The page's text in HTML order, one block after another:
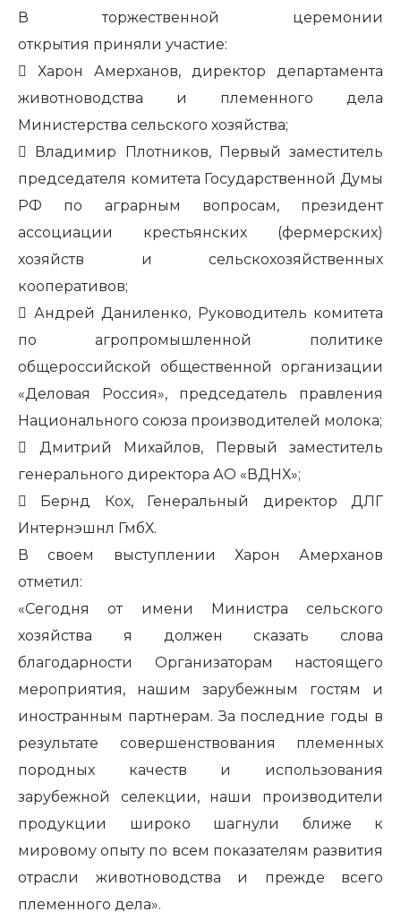
В торжественной
церемонии
открытия приняли участие:
​ Харон Амерханов, директор департамента
животноводства и племенного дела
Министерства сельского хозяйства;
​ Владимир Плотников,Первый заместитель
председателя комитета Государственной Думы
РФ по аграрным вопросам, президент
ассоциации крестьянских (фермерских)
хозяйств и сельскохозяйственных
кооперативов;
​ Андрей Даниленко, Руководитель комитета
по агропромышленной политике
общероссийской общественной организации
«Деловая Россия», председатель правления
Национального союза производителей молока;
​ Дмитрий Михайлов, Первый заместитель
генерального директора АО «ВДНХ»;
​ Бернд Кох,Генеральный директор ДЛГ
Интернэшнл ГмбХ.
В своем выступлении Харон Амерханов
отметил:
«Сегодня от имени Министра сельского
хозяйства я должен сказать слова
благодарности Организаторам настоящего
мероприятия, нашим зарубежным гостям и
иностранным партнерам. За последние годы в
результате совершенствования племенных
породных качеств и использования
зарубежной селекции, наши производители
продукции широко шагнули ближе к
мировому опыту по всем показателям развития
отрасли животноводства и прежде всего
племенного дела».